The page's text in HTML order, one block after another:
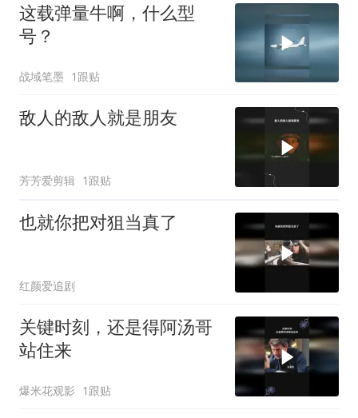
这载弹量牛啊，什么型
号？
战域笔墨 1跟贴
敌人的敌人就是朋友
芳芳爱剪辑 1跟贴
也就你把对狙当真了
红颜爱追剧
关键时刻，还是得阿汤哥
站住来
爆米花观影 1跟贴